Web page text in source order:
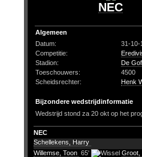
NEC
Algemeen
Datum:
31-10-
Competitie:
Stadion:
De
Toeschouwers:
4500
Scheidsrechter:
Henk
Bijzondere wedstrijdinformatie
Wedstrijd stond za 20 okt op het
NEC
Schellekens, Harry
Willemse, Toon 65'
Groot,